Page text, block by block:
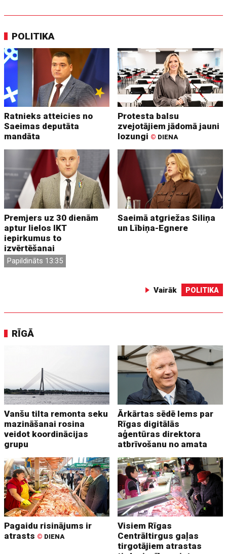
POLITIKA
Ratnieks atteicies no
Saeimas deputāta
mandāta
Protesta balsu
zvejotājiem jādomā jauni
lozungi © DIENA
Premjers uz 30 dienām
aptur lielos IKT
iepirkumus to
izvērtēšanai
Papildināts 13:35
Saeimā atgriežas Siliņa
un Lībiņa-Egnere
Vairāk POLITIKA
RĪGĀ
Vanšu tilta remonta seku
mazināšanai rosina
veidot koordinācijas
grupu
Ārkārtas sēdē lems par
Rīgas digitālās
aģentūras direktora
atbrīvošanu no amata
Pagaidu risinājums ir
atrasts © DIENA
Visiem Rīgas
Centrāltirgus gaļas
tirgotājiem atrastas